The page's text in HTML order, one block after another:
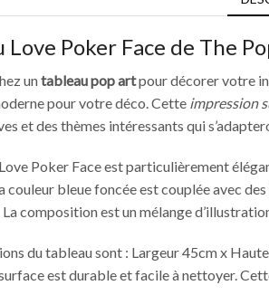
Love Poker Face de The
untableau pop artpour décorer votre
pour votre déco. Cette impression
et des thèmes intéressants qui
Poker Face est particulièrement
couleur bleue foncée est couplée avec
composition est un mélange
du tableau sont : Largeur 45cm x
est durable et facile à nettoyer.